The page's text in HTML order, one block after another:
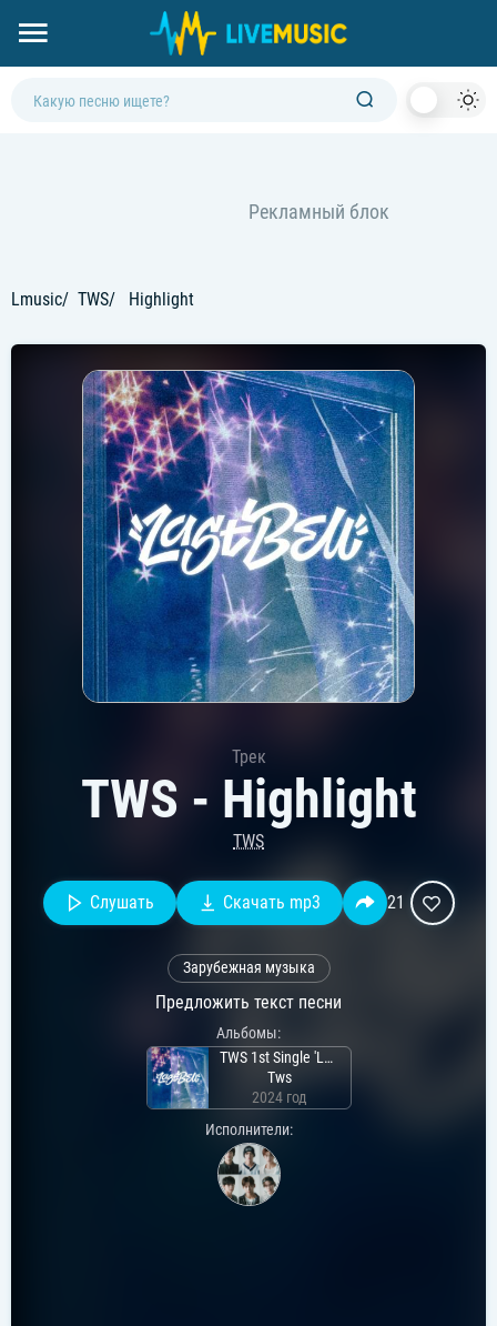
Lmusic TWS Highlight
Трек
TWS - Highlight
TWS
Слушать Скачать mp3 21
Зарубежная музыка
Предложить текст песни
Альбомы:
TWS 1st Single 'Last Bell'
Tws
2024 год
Исполнители: